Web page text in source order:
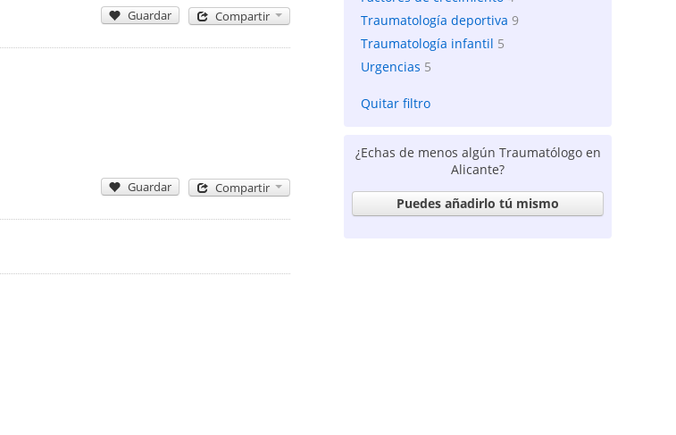
Guardar Compartir
Guardar Compartir
Traumatología deportiva 9
Traumatología infantil 5
Urgencias 5
Quitar filtro
¿Echas de menos algún Traumatólogo en
Alicante?
Puedes añadirlo tú mismo